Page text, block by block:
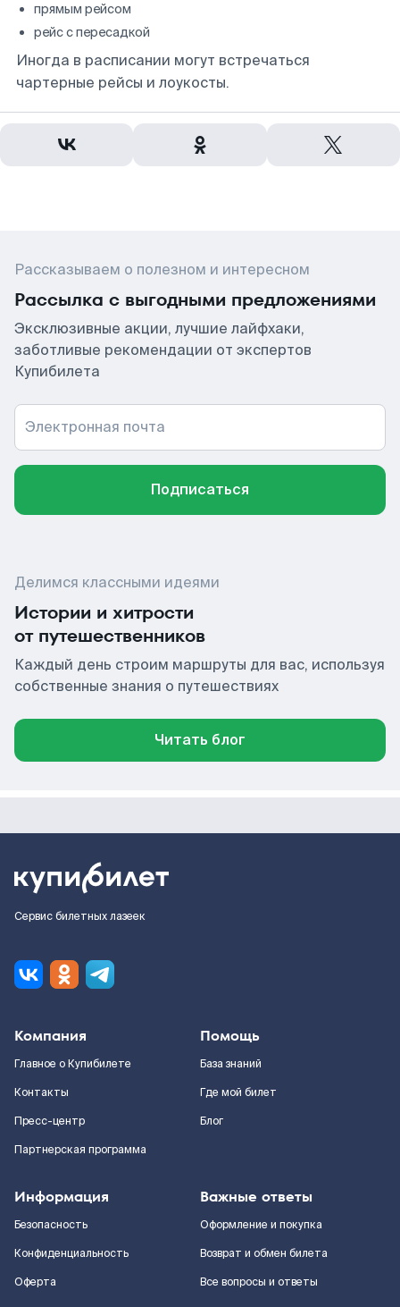
прямым рейсом
рейс с пересадкой
Иногда в расписании могут встречаться
чартерные рейсы и лоукосты.
Рассказываем о полезном и интересном
Рассылка с выгодными предложениями
Эксклюзивные акции, лучшие лайфхаки,
заботливые рекомендации от экспертов
Купибилета
Электронная почта
Подписаться
Делимся классными идеями
Истории и хитрости
от путешественников
Каждый день строим маршруты для вас, используя
собственные знания о путешествиях
Читать блог
Сервис билетных лазеек
Компания
Главное о Купибилете
Контакты
Пресс-центр
Партнерская программа
Помощь
База знаний
Где мой билет
Блог
Информация
Безопасность
Конфиденциальность
Оферта
Важные ответы
Оформление и покупка
Возврат и обмен билета
Все вопросы и ответы